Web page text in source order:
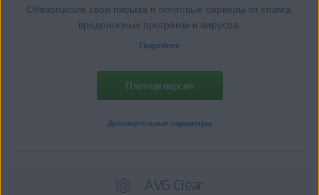
Обезопасьте свои письма и почтовые серверы от спама,
вредоносных программ и вирусов.
Подробнее
Платная версия
Дополнительные параметры
AVG Clear